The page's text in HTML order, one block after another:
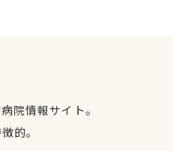
院情報サイト。
的。